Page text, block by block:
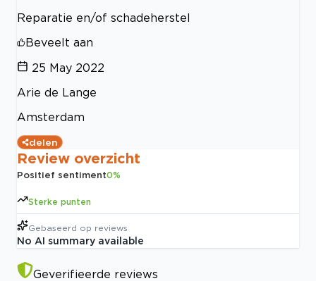
Reparatie en/of schadeherstel
Beveelt aan
25 May 2022
Arie de Lange
Amsterdam
delen
Review overzicht
Positief sentiment0%
Sterke punten
Gebaseerd op reviews
No AI summary available
Geverifieerde reviews